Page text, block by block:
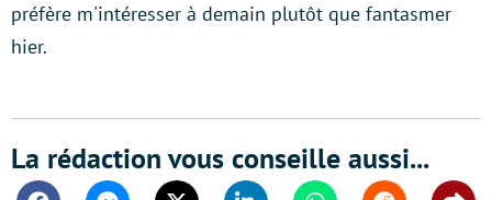
préfère m'intéresser à demain plutôt que fantasmer
hier.
La rédaction vous conseille aussi...